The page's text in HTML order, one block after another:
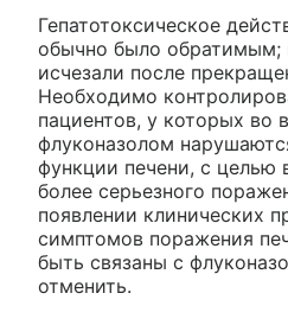
Гепатотоксическое
обычно было обратимым;
исчезали после
Необходимо
пациентов, у которых во
флуконазолом
функции печени, с целью
более серьезного
появлении клинических
симптомов поражения
быть связаны с
отменить.